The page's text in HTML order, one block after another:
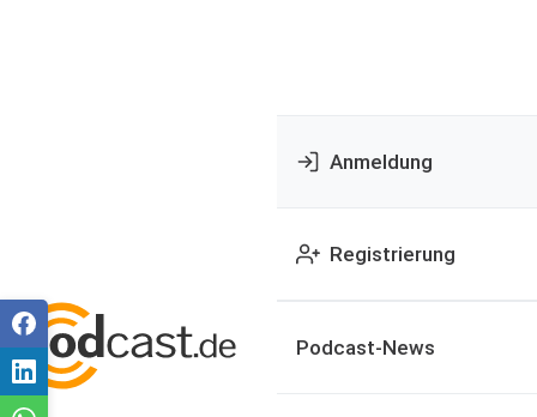
Anmeldung
Registrierung
Podcast-News